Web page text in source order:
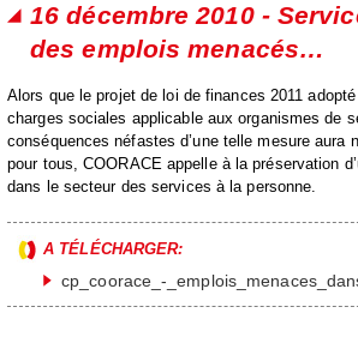
16 décembre 2010 -
des emplois menacés…
Alors que le projet de loi de finances 2011
charges sociales applicable aux organismes de
conséquences néfastes d’une telle mesure aura
pour tous,COORACEappelle à la préservation
dans le secteur des services à la personne.
A TÉLÉCHARGER:
cp_coorace_-